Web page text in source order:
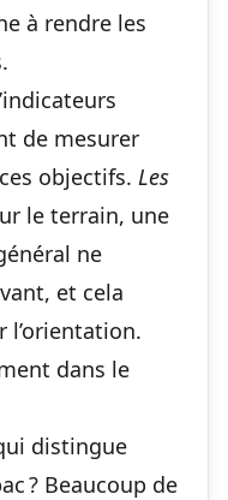
à rendre les
de mesurer
objectifs. Les
le terrain, une
ne
et cela
l’orientation.
dans le
distingue
? Beaucoup de